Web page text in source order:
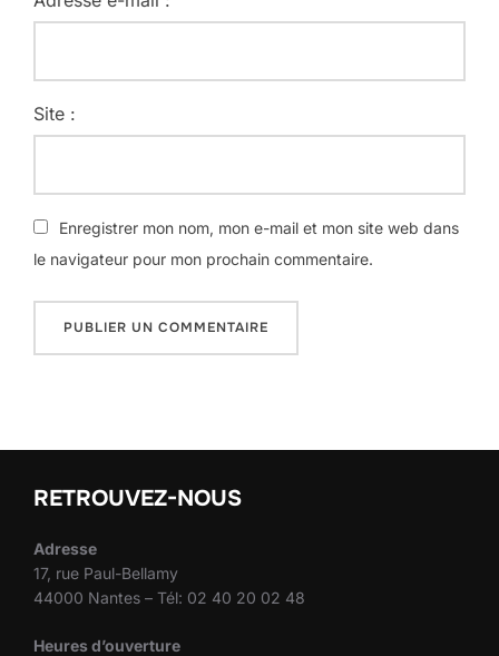
Site :
Enregistrer mon nom, mon e-mail et mon site web dans
le navigateur pour mon prochain commentaire.
RETROUVEZ-NOUS
Adresse
17, rue Paul-Bellamy
44000 Nantes – Tél: 02 40 20 02 48
Heures d’ouverture